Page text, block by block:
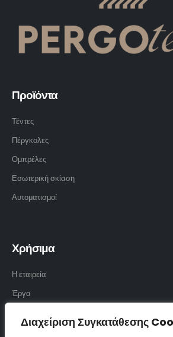
Διαχείριση Συγκατάθεσης
Προϊόντα
Τέντες
Πέργκολες
Ομπρέλες
Εσωτερική σκίαση
Αυτοματισμοί
Χρήσιμα
Η εταιρεία
Έργα
Επικοινωνία